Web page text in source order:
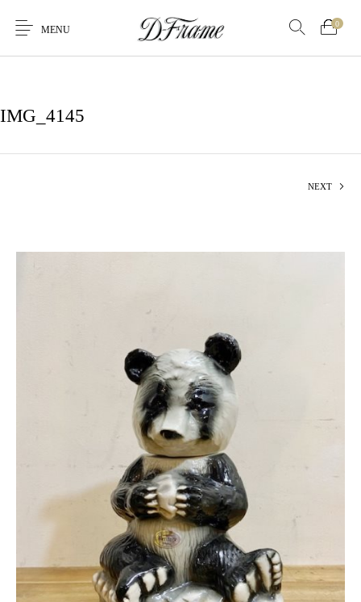
MENU
0
IMG_4145
NEXT